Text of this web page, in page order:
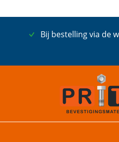
Bij bestelling via de